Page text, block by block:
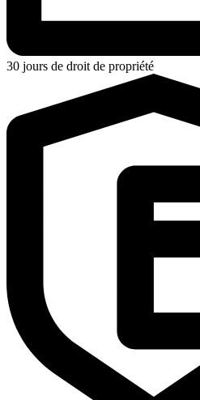
30 jours de droit de propriété